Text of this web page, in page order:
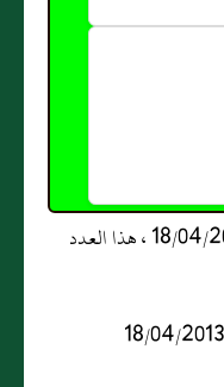
* : عدد المشاهدات و التنزيل منذ 18/04/2013 ، هذا العدد